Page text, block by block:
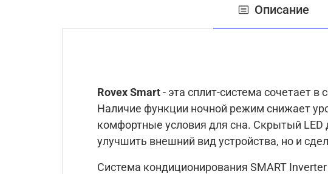
Описание
RovexSmart- эта сплит-система сочетает
Наличие функции ночной режим снижает
комфортные условия для сна. Скрытый LED
улучшить внешний вид устройства, но и
Система кондиционирования SMART